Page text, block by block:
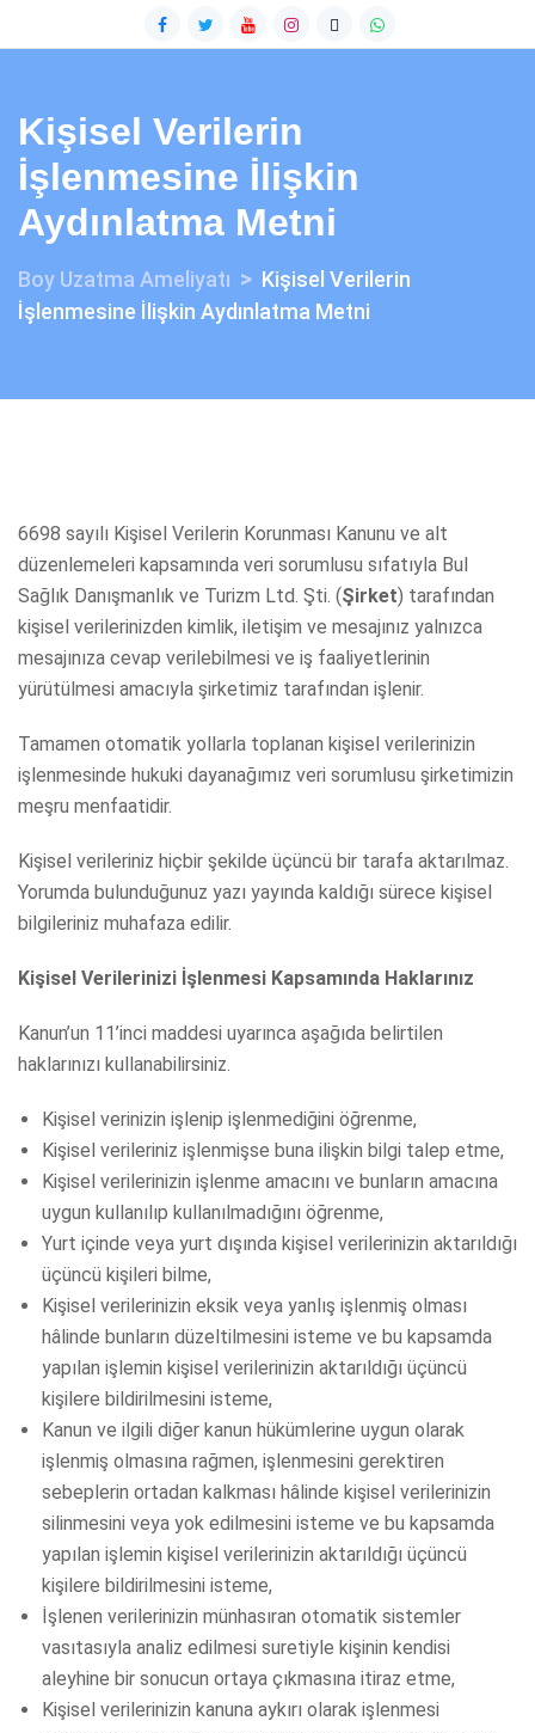
Kişisel Verilerin
İşlenmesine İlişkin
Aydınlatma Metni
Boy Uzatma Ameliyatı > Kişisel Verilerin
İşlenmesine İlişkin Aydınlatma Metni
6698 sayılı Kişisel Verilerin Korunması Kanunu ve alt
düzenlemeleri kapsamında veri sorumlusu sıfatıyla Bul
Sağlık Danışmanlık ve Turizm Ltd. Şti. (Şirket) tarafından
kişisel verilerinizden kimlik, iletişim ve mesajınız yalnızca
mesajınıza cevap verilebilmesi ve iş faaliyetlerinin
yürütülmesi amacıyla şirketimiz tarafından işlenir.
Tamamen otomatik yollarla toplanan kişisel verilerinizin
işlenmesinde hukuki dayanağımız veri sorumlusu şirketimizin
meşru menfaatidir.
Kişisel verileriniz hiçbir şekilde üçüncü bir tarafa aktarılmaz.
Yorumda bulunduğunuz yazı yayında kaldığı sürece kişisel
bilgileriniz muhafaza edilir.
Kişisel Verilerinizi İşlenmesi Kapsamında Haklarınız
Kanun’un 11’inci maddesi uyarınca aşağıda belirtilen
haklarınızı kullanabilirsiniz.
Kişisel verinizin işlenip işlenmediğini öğrenme,
Kişisel verileriniz işlenmişse buna ilişkin bilgi talep etme,
Kişisel verilerinizin işlenme amacını ve bunların amacına
uygun kullanılıp kullanılmadığını öğrenme,
Yurt içinde veya yurt dışında kişisel verilerinizin aktarıldığı
üçüncü kişileri bilme,
Kişisel verilerinizin eksik veya yanlış işlenmiş olması
hâlinde bunların düzeltilmesini isteme ve bu kapsamda
yapılan işlemin kişisel verilerinizin aktarıldığı üçüncü
kişilere bildirilmesini isteme,
Kanun ve ilgili diğer kanun hükümlerine uygun olarak
işlenmiş olmasına rağmen, işlenmesini gerektiren
sebeplerin ortadan kalkması hâlinde kişisel verilerinizin
silinmesini veya yok edilmesini isteme ve bu kapsamda
yapılan işlemin kişisel verilerinizin aktarıldığı üçüncü
kişilere bildirilmesini isteme,
İşlenen verilerinizin münhasıran otomatik sistemler
vasıtasıyla analiz edilmesi suretiyle kişinin kendisi
aleyhine bir sonucun ortaya çıkmasına itiraz etme,
Kişisel verilerinizin kanuna aykırı olarak işlenmesi